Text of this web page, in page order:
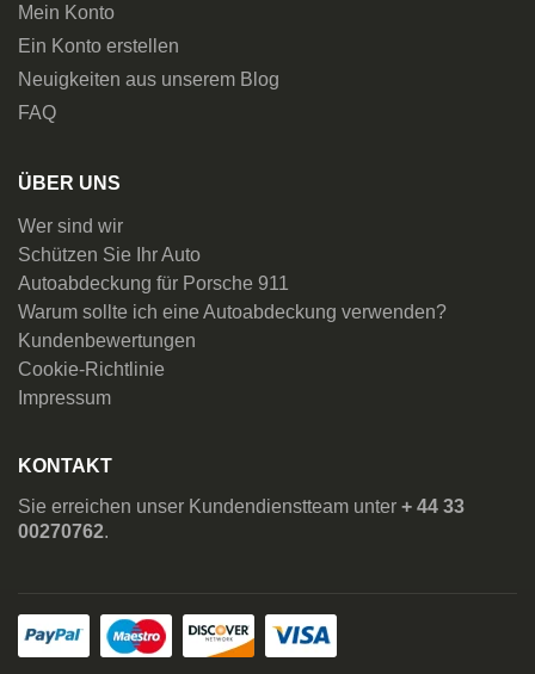
Mein Konto
Ein Konto erstellen
Neuigkeiten aus unserem Blog
FAQ
ÜBER UNS
Wer sind wir
Schützen Sie Ihr Auto
Autoabdeckung für Porsche 911
Warum sollte ich eine Autoabdeckung verwenden?
Kundenbewertungen
Cookie-Richtlinie
Impressum
KONTAKT
Sie erreichen unser Kundendienstteam unter + 44 33
00270762.